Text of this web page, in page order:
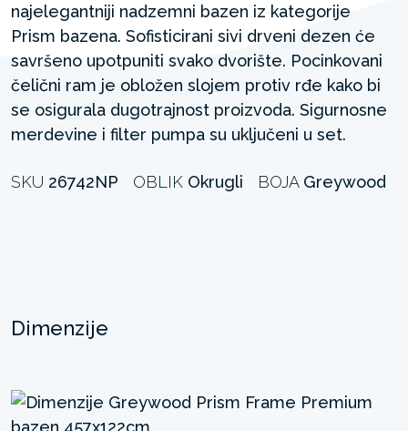
najelegantniji nadzemni bazen iz kategorije
Prism bazena. Sofisticirani sivi drveni dezen će
savršeno upotpuniti svako dvorište. Pocinkovani
čelični ram je obložen slojem protiv rđe kako bi
se osigurala dugotrajnost proizvoda. Sigurnosne
merdevine i filter pumpa su uključeni u set.
SKU 26742NP OBLIK Okrugli BOJA Greywood
Dimenzije